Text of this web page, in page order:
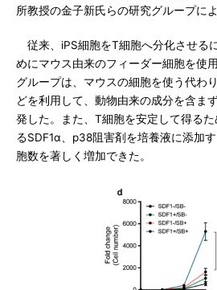
所教授の金子新氏らの研究グループによ
従来、iPS細胞をT細胞へ分化させる
めにマウス由来のフィーダー細胞を使
グループは、マウスの細胞を使う代わ
どを利用して、動物由来の成分を含ま
発した。また、T細胞を安定して得る
るSDF1α、p38阻害剤を培養液に添加
胞数を著しく増加できた。